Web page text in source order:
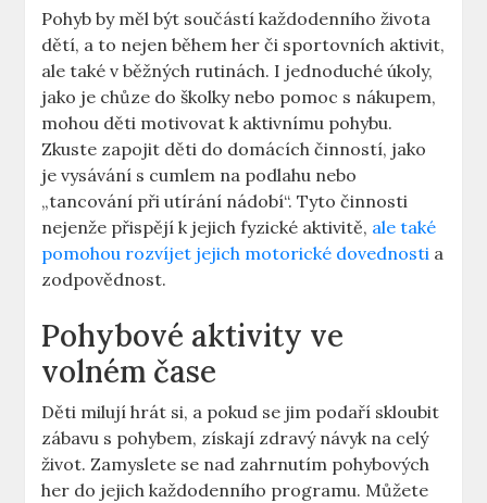
Pohyb by měl být součástí každodenního života
dětí, a to nejen během her či sportovních aktivit,
ale také v běžných rutinách. I jednoduché úkoly,
jako je chůze do školky nebo pomoc s nákupem,
mohou děti motivovat k aktivnímu pohybu.
Zkuste zapojit děti do domácích činností, jako
je vysávání s cumlem na podlahu nebo
„tancování při utírání nádobí“. Tyto činnosti
nejenže přispějí k jejich fyzické aktivitě, ale také
pomohou rozvíjet jejich motorické dovednosti a
zodpovědnost.
Pohybové aktivity ve
volném čase
Děti milují hrát si, a pokud se jim podaří skloubit
zábavu s pohybem, získají zdravý návyk na celý
život. Zamyslete se nad zahrnutím pohybových
her do jejich každodenního programu. Můžete